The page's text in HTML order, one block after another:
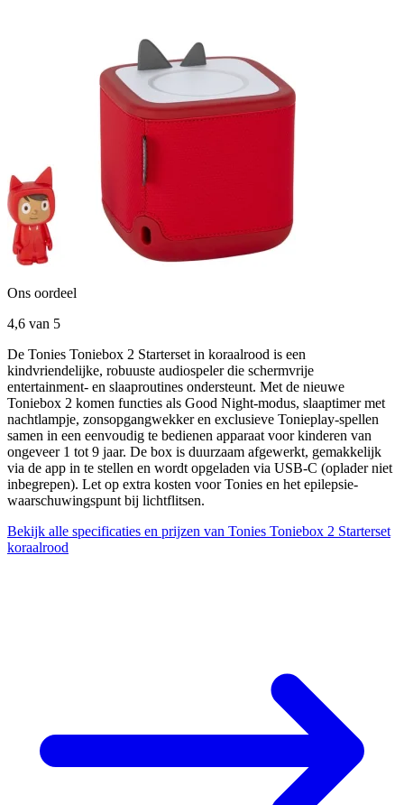
Ons oordeel
4,6 van 5
De Tonies Toniebox 2 Starterset in koraalrood is een
kindvriendelijke, robuuste audiospeler die schermvrije
entertainment- en slaaproutines ondersteunt. Met de nieuwe
Toniebox 2 komen functies als Good Night-modus, slaaptimer met
nachtlampje, zonsopgangwekker en exclusieve Tonieplay-spellen
samen in een eenvoudig te bedienen apparaat voor kinderen van
ongeveer 1 tot 9 jaar. De box is duurzaam afgewerkt, gemakkelijk
via de app in te stellen en wordt opgeladen via USB-C (oplader niet
inbegrepen). Let op extra kosten voor Tonies en het epilepsie-
waarschuwingspunt bij lichtflitsen.
Bekijk alle specificaties en prijzen van Tonies Toniebox 2 Starterset
koraalrood